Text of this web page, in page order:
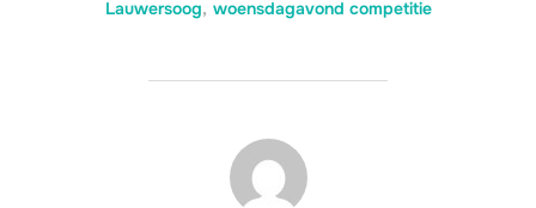
Lauwersoog, woensdagavond competitie
BERICHTAUTEUR